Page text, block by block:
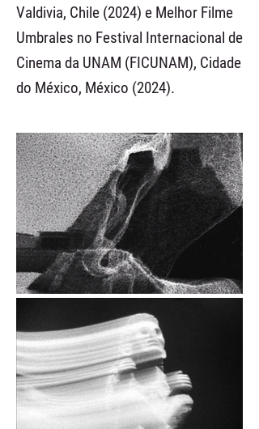
Valdivia, Chile (2024) e Melhor Filme
Umbrales no Festival Internacional de
Cinema da UNAM (FICUNAM), Cidade
do México, México (2024).